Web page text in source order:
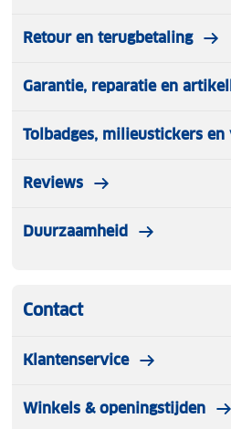
Retour en terugbetaling
Garantie, reparatie en
Tolbadges, milieustickers
Reviews
Duurzaamheid
Contact
Klantenservice
Winkels & openingstijden